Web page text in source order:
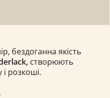
бездоганна якість
створюють
розкоші.